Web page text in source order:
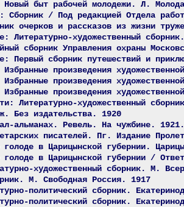
Новый быт рабочей молодежи. Л.
Сборник / Под редакцией Отдела
очерков и рассказов из жизни
Литературно-художественный
сборник Управления охраны
Первый сборник путешествий и
произведения
произведения
произведения
Литературно-художественный
Без издательства. 1920
альманах. Ревель. На чужбине.
писателей. Пг. Издание
в Царицынской губернии.
в Царицынской губернии /
художественный сборник. М.
М. Свободная Россия. 1917
политический сборник.
политический сборник.